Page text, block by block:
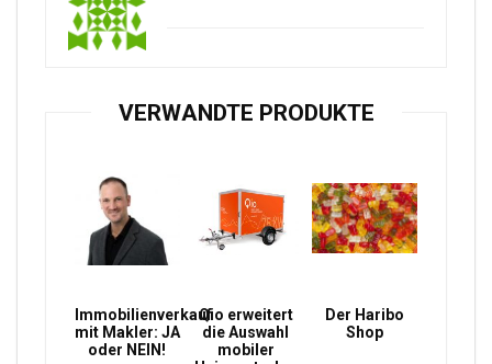
VERWANDTE PRODUKTE
Immobilienverkauf
mit Makler: JA
oder NEIN!
Qio erweitert
die Auswahl
mobiler
Der Haribo
Shop